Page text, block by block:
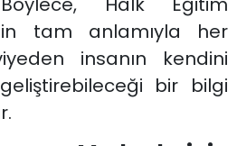
tam anlamıyla her
insanın kendini
bir bilgi